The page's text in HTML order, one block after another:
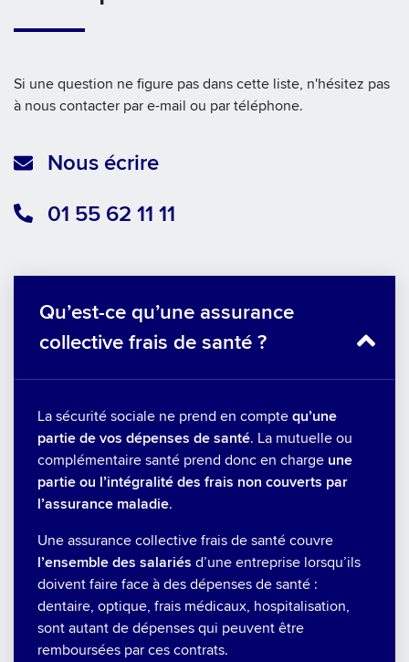
Si une question ne figure pas dans cette liste, n'hésitez pas
à nous contacter par e-mail ou par téléphone.
Nous écrire
01 55 62 11 11
Qu’est-ce qu’une assurance
collective frais de santé ?
La sécurité sociale ne prend en compte qu’une
partie de vos dépenses de santé. La mutuelle ou
complémentaire santé prend donc en charge une
partie ou l’intégralité des frais non couverts par
l’assurance maladie.
Une assurance collective frais de santé couvre
l’ensemble des salariés d’une entreprise lorsqu’ils
doivent faire face à des dépenses de santé :
dentaire, optique, frais médicaux, hospitalisation,
sont autant de dépenses qui peuvent être
remboursées par ces contrats.